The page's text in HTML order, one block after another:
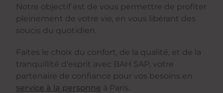
Notre objectif est de vous permettre de profiter
pleinement de votre vie, en vous libérant des
soucis du quotidien.
Faites le choix du confort, de la qualité, et de la
tranquillité d'esprit avec BAH SAP, votre
partenaire de confiance pour vos besoins en
service à la personne à Paris.